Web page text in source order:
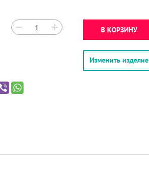
− +
Изменить изделие
В КОРЗИНУ